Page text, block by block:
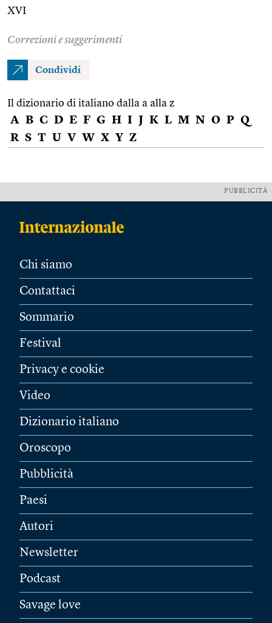
XVI
Correzioni e suggerimenti
Condividi
Il dizionario di italiano dalla a alla z
A B C D E F G H I J K L M N O P Q
R S T U V W X Y Z
PUBBLICITÀ
Chi siamo
Contattaci
Sommario
Festival
Privacy e cookie
Video
Dizionario italiano
Oroscopo
Pubblicità
Paesi
Autori
Newsletter
Podcast
Savage love